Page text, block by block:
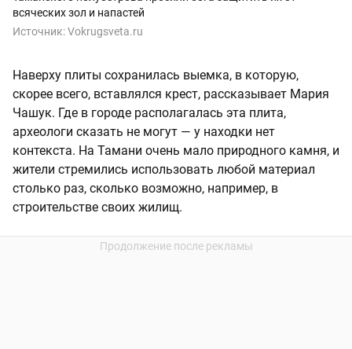
всяческих зол и напастей
Источник:Vokrugsveta.ru
Наверху плиты сохранилась выемка, в которую,
скорее всего, вставлялся крест, рассказывает Мария
Чашук. Где в городе располагалась эта плита,
археологи сказать не могут — у находки нет
контекста. На Тамани очень мало природного камня, и
жители стремились использовать любой материал
столько раз, сколько возможно, например, в
строительстве своих жилищ.